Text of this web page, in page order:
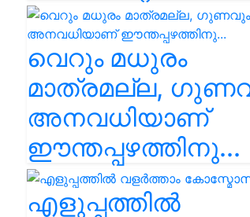
വെറും മധുരം
മാത്രമല്ല,
അനവധിയാണ്
ഈന്തപ്പഴത്തിനു...
എളുപ്പത്തിൽ